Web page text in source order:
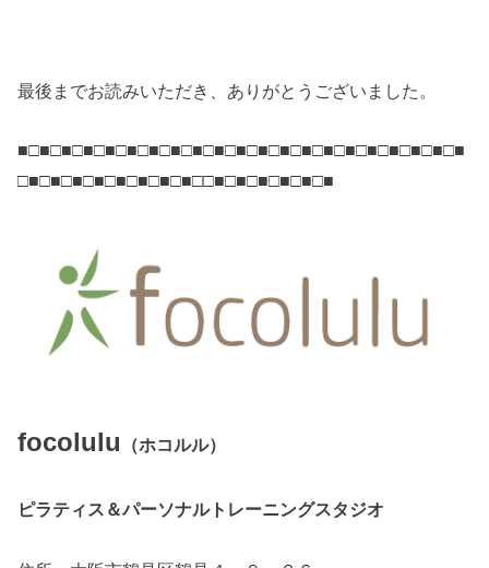
最後までお読みいただき、ありがとうございました。
■□■□■□■□■□■□■□■□■□■□■□■□■□■□■□■□■□■□■□■□■
□■□■□■□■□■□■□■□■□□■□■□■□■□■□■
focolulu （ホコルル）
ピラティス＆パーソナルトレーニングスタジオ